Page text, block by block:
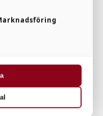
november 7th, 2019